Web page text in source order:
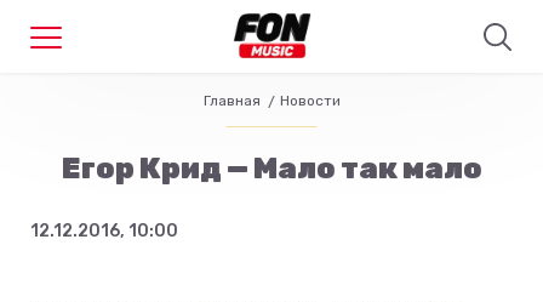
Главная Новости
Егор Крид — Мало так мало
12.12.2016, 10:00